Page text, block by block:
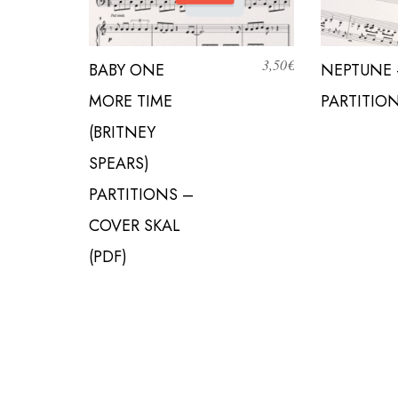
BABY ONE
MORE TIME
(BRITNEY
SPEARS)
PARTITIONS –
COVER SKAL
(PDF)
3,50€